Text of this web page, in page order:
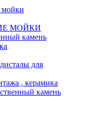
мойки
МОЙКИ
камень
для
, керамика
камень